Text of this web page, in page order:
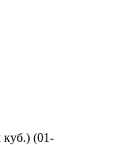
куб.) (01-